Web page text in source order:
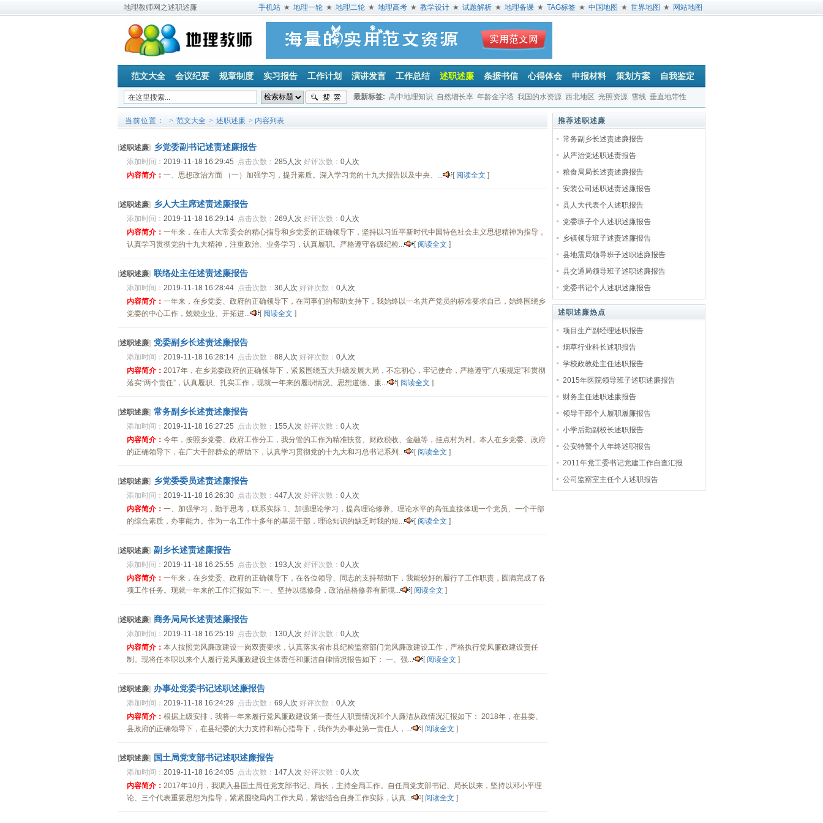
地理教师网之述职述廉 手机站 ★ 地理一轮 ★ 地理二轮 ★ 地理高考 ★ 教学设计 ★ 试题解析 ★ 地理备课 ★ TAG标签 ★ 中国地图 ★ 世界地图 ★ 网站地图
范文大全 会议纪要 规章制度 实习报告 工作计划 演讲发言 工作总结 述职述廉 条据书信 心得体会 申报材料 策划方案 自我鉴定
最新标签: 高中地理知识 自然增长率 年龄金字塔 我国的水资源 西北地区 光照资源 雪线 垂直地带性
当前位置： > 范文大全 > 述职述廉 > 内容列表
[述职述廉] 乡党委副书记述责述廉报告
添加时间： 2019-11-18 16:29:45 点击次数： 285人次 好评次数： 0人次
内容简介： 一、思想政治方面 （一）加强学习，提升素质。深入学习党的十九大报告以及中央、... [ 阅读全文 ]
[述职述廉] 乡人大主席述责述廉报告
添加时间： 2019-11-18 16:29:14 点击次数： 269人次 好评次数： 0人次
内容简介： 一年来，在市人大常委会的精心指导和乡党委的正确领导下，坚持以习近平新时代中国特色社会主义思想精神为指导，
认真学习贯彻党的十九大精神，注重政治、业务学习，认真履职。严格遵守各级纪检...
[ 阅读全文 ]
[述职述廉] 联络处主任述责述廉报告
添加时间： 2019-11-18 16:28:44 点击次数： 36人次 好评次数： 0人次
内容简介： 一年来，在乡党委、政府的正确领导下，在同事们的帮助支持下，我始终以一名共产党员的标准要求自己，始终围绕乡
党委的中心工作，兢兢业业、开拓进...
[ 阅读全文 ]
[述职述廉] 党委副乡长述责述廉报告
添加时间： 2019-11-18 16:28:14 点击次数： 88人次 好评次数： 0人次
内容简介： 2017年，在乡党委政府的正确领导下，紧紧围绕五大升级发展大局，不忘初心，牢记使命，严格遵守“八项规定”和贯彻
落实“两个责任”，认真履职、扎实工作，现就一年来的履职情况、思想道德、廉...
[ 阅读全文 ]
[述职述廉] 常务副乡长述责述廉报告
添加时间： 2019-11-18 16:27:25 点击次数： 155人次 好评次数： 0人次
内容简介： 今年，按照乡党委、政府工作分工，我分管的工作为精准扶贫、财政税收、金融等，挂点村为村。本人在乡党委、政府
的正确领导下，在广大干部群众的帮助下，认真学习贯彻党的十九大和习总书记系列...
[ 阅读全文 ]
[述职述廉] 乡党委委员述责述廉报告
添加时间： 2019-11-18 16:26:30 点击次数： 447人次 好评次数： 0人次
内容简介： 一、加强学习，勤于思考，联系实际 1、加强理论学习，提高理论修养。理论水平的高低直接体现一个党员、一个干部
的综合素质，办事能力。作为一名工作十多年的基层干部，理论知识的缺乏时我的短...
[ 阅读全文 ]
[述职述廉] 副乡长述责述廉报告
添加时间： 2019-11-18 16:25:55 点击次数： 193人次 好评次数： 0人次
内容简介： 一年来，在乡党委、政府的正确领导下，在各位领导、同志的支持帮助下，我能较好的履行了工作职责，圆满完成了各
项工作任务。现就一年来的工作汇报如下: 一、坚持以德修身，政治品格修养有新境...
[ 阅读全文 ]
[述职述廉] 商务局局长述责述廉报告
添加时间： 2019-11-18 16:25:19 点击次数： 130人次 好评次数： 0人次
内容简介： 本人按照党风廉政建设一岗双责要求，认真落实省市县纪检监察部门党风廉政建设工作，严格执行党风廉政建设责任
制。现将任本职以来个人履行党风廉政建设主体责任和廉洁自律情况报告如下： 一、强...
[ 阅读全文 ]
[述职述廉] 办事处党委书记述职述廉报告
添加时间： 2019-11-18 16:24:29 点击次数： 69人次 好评次数： 0人次
内容简介： 根据上级安排，我将一年来履行党风廉政建设第一责任人职责情况和个人廉洁从政情况汇报如下： 2018年，在县委、
县政府的正确领导下，在县纪委的大力支持和精心指导下，我作为办事处第一责任人，...
[ 阅读全文 ]
[述职述廉] 国土局党支部书记述职述廉报告
添加时间： 2019-11-18 16:24:05 点击次数： 147人次 好评次数： 0人次
内容简介： 2017年10月，我调入县国土局任党支部书记、局长，主持全局工作。自任局党支部书记、局长以来，坚持以邓小平理
论、三个代表重要思想为指导，紧紧围绕局内工作大局，紧密结合自身工作实际，认真...
[ 阅读全文 ]
推荐述职述廉
常务副乡长述责述廉报告
从严治党述职述责报告
粮食局局长述责述廉报告
安装公司述职述责述廉报告
县人大代表个人述职报告
党委班子个人述职述廉报告
乡镇领导班子述责述廉报告
县地震局领导班子述职述廉报告
县交通局领导班子述职述廉报告
党委书记个人述职述廉报告
述职述廉热点
项目生产副经理述职报告
烟草行业科长述职报告
学校政教处主任述职报告
2015年医院领导班子述职述廉报告
财务主任述职述廉报告
领导干部个人履职履廉报告
小学后勤副校长述职报告
公安特警个人年终述职报告
2011年党工委书记党建工作自查汇报
公司监察室主任个人述职报告